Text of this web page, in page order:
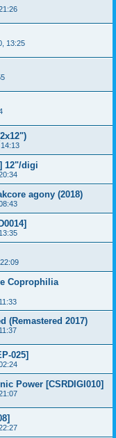
13:25
12"/digi
agony (2018)
Coprophilia
(Remastered 2017)
025]
Power [CSRDIGI010]